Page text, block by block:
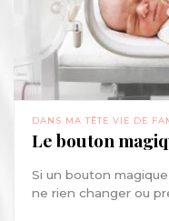
DANS MA TÊTE VIE DE
Le bouton
Si un bouton
ne rien changer ou